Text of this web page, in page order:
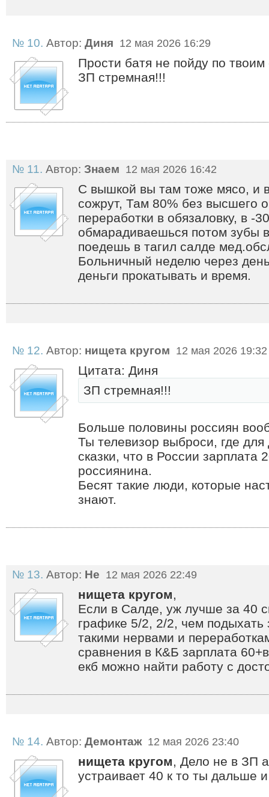
№ 10. Автор: Диня 12 мая 2026 16:29
Прости батя не пойду по твоим
ЗП стремная!!!
№ 11. Автор: Знаем 12 мая 2026 16:42
С вышкой вы там тоже мясо, и
сожрут, Там 80% без высшего
переработки в обязаловку, в -
обмарадиваешься потом зубы
поедешь в тагил салде
Больничный неделю через
деньги прокатывать и время.
№ 12. Автор: нищета кругом 12 мая 2026 19:32
Цитата: Диня
ЗП стремная!!!
Больше половины россиян
Ты телевизор выброси, где
сказки, что в России зарплата
россиянина.
Бесят такие люди, которые
знают.
№ 13. Автор: Не 12 мая 2026 22:49
нищета кругом,
Если в Салде, уж лучше за 40
графике 5/2, 2/2, чем подыхать
такими нервами и
сравнения в К&Б зарплата
екб можно найти работу с
№ 14. Автор: Демонтаж 12 мая 2026 23:40
нищета кругом, Дело не в ЗП
устраивает 40 к то ты дальше